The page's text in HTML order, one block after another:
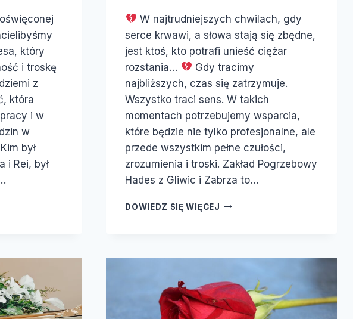
który
i troskę
z
która
i w
w
był
i Rei, był
W najtrudniejszych chwilach, gdy
serce krwawi, a słowa stają się zbędne,
jest ktoś, kto potrafi unieść ciężar
rozstania…
Gdy tracimy
najbliższych, czas się zatrzymuje.
Wszystko traci sens. W takich
momentach potrzebujemy wsparcia,
które będzie nie tylko profesjonalne, ale
przede wszystkim pełne czułości,
zrozumienia i troski. Zakład Pogrzebowy
Hades z Gliwic i Zabrza to…
DOWIEDZ SIĘ WIĘCEJ